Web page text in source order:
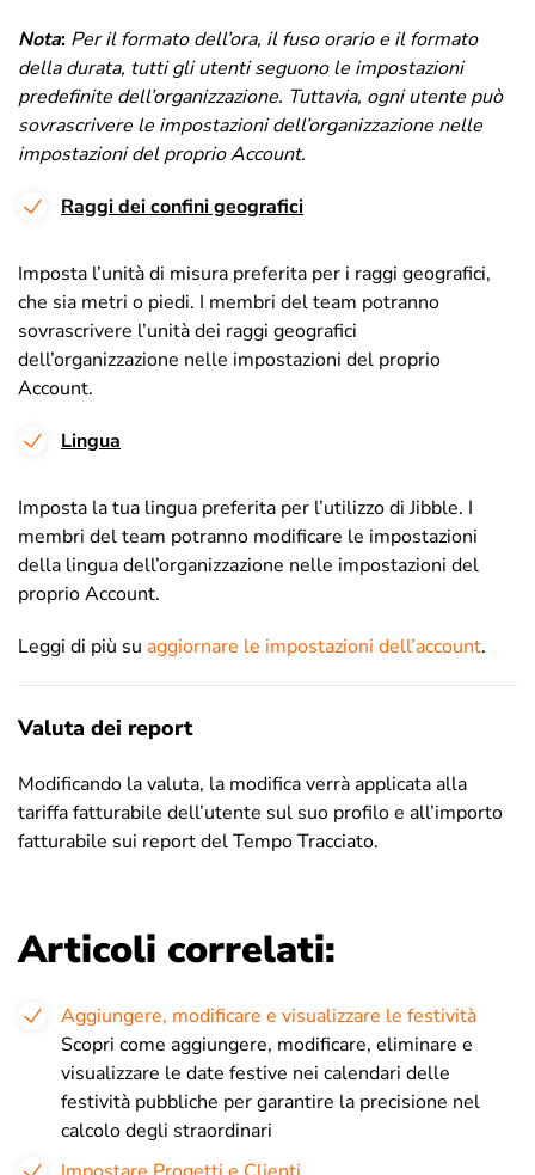
Nota: Per il formato dell’ora, il fuso orario e il formato
della durata, tutti gli utenti seguono le impostazioni
predefinite dell’organizzazione. Tuttavia, ogni utente può
sovrascrivere le impostazioni dell’organizzazione nelle
impostazioni del proprio Account.
Raggi dei confini geografici
Imposta l’unità di misura preferita per i raggi geografici,
che sia metri o piedi. I membri del team potranno
sovrascrivere l’unità dei raggi geografici
dell’organizzazione nelle impostazioni del proprio
Account.
Lingua
Imposta la tua lingua preferita per l’utilizzo di Jibble. I
membri del team potranno modificare le impostazioni
della lingua dell’organizzazione nelle impostazioni del
proprio Account.
Leggi di più su aggiornare le impostazioni dell’account.
Valuta dei report
Modificando la valuta, la modifica verrà applicata alla
tariffa fatturabile dell’utente sul suo profilo e all’importo
fatturabile sui report del Tempo Tracciato.
Articoli correlati:
Aggiungere, modificare e visualizzare le festività
Scopri come aggiungere, modificare, eliminare e
visualizzare le date festive nei calendari delle
festività pubbliche per garantire la precisione nel
calcolo degli straordinari